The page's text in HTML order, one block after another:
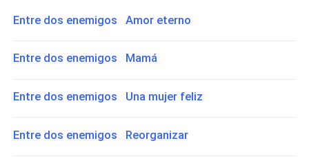
Entre dos enemigos Amor eterno
Entre dos enemigos Mamá
Entre dos enemigos Una mujer feliz
Entre dos enemigos Reorganizar